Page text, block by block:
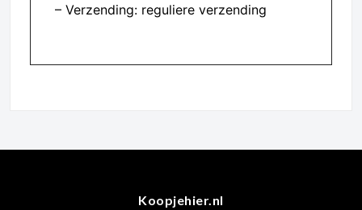
– Verzending: reguliere verzending
Koopjehier.nl